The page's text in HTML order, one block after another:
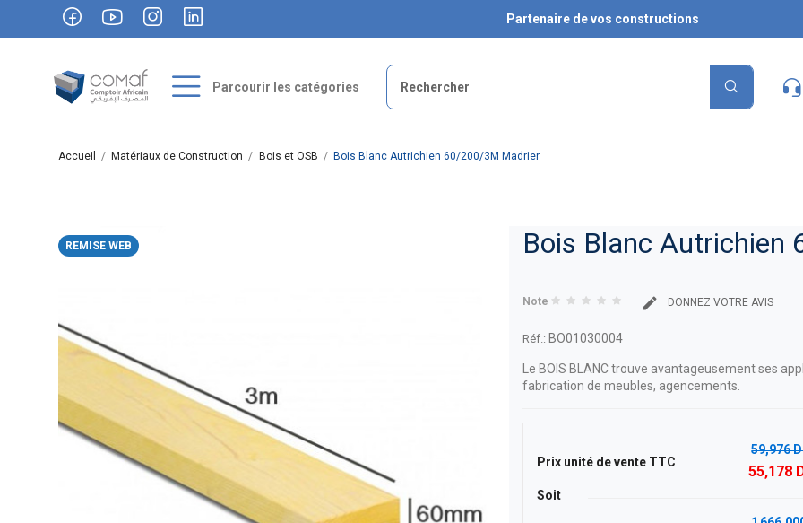
Partenaire de vos constructions
Parcourir les catégories
Accueil Matériaux de Construction Bois et OSB Bois Blanc Autrichien 60/200/3M Madrier
REMISE WEB Bois Blanc
Note DONNEZ VOTRE AVIS
Réf.: BO01030004
Le BOIS BLANC trouve avantageusement ses
fabrication de meubles, agencements.
Prix unité de vente TTC
59,976
55,178
Soit